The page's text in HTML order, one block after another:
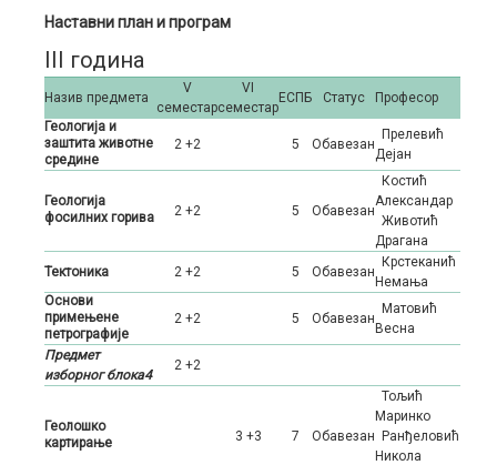
Хидрогеологија
Геотехника
Геофизика
Регионална геологија
Геологија
Хидрогеологија
Геотехника
Геофизика
Инжењерство нафте и гаса
Геологија
Хидрогеологија
Геотехника
Наставни план и програм
III година
Назив предмета
V
семестар
VI
семестар
ЕСПБ Статус
Професор
Геологија и
заштита животне
средине
2 +2 5 Oбавезан
Прелевић
Дејан
Геологија
фосилних горива
2 +2 5 Oбавезан
Костић
Александар
Животић
Драгана
Тектоника
2 +2 5 Oбавезан
Крстеканић
Немања
Основи
примењене
петрографије
2 +2 5 Oбавезан
Матовић
Весна
Предмет
изборног блока4
2 +2
Геолошко
картирање
3 +3 7 Oбавезан
Тољић
Маринко
Ранђеловић
Никола